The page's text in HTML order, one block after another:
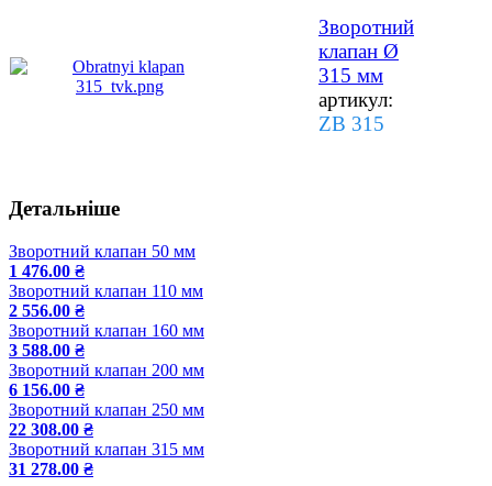
Зворотний
клапан Ø
315 мм
артикул:
ZB 315
Детальніше
Зворотний клапан 50 мм
1 476.00 ₴
Зворотний клапан 110 мм
2 556.00 ₴
Зворотний клапан 160 мм
3 588.00 ₴
Зворотний клапан 200 мм
6 156.00 ₴
Зворотний клапан 250 мм
22 308.00 ₴
Зворотний клапан 315 мм
31 278.00 ₴